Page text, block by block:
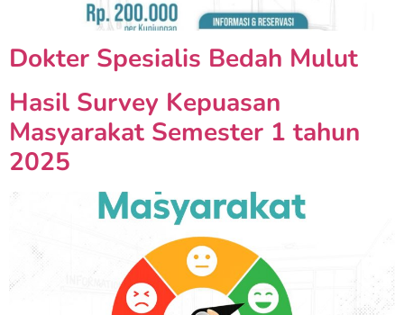
Dokter Spesialis Bedah Mulut
Hasil Survey Kepuasan
Masyarakat Semester 1 tahun
2025